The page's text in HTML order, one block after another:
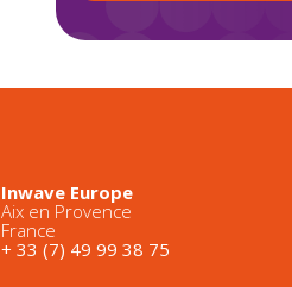
Inwave Europe
Aix en Provence
France
+ 33 (7) 49 99 38 75